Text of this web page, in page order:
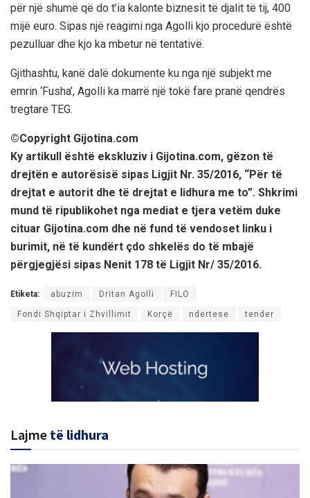
për një shumë që do t’ia kalonte biznesit të djalit të tij, 400
mijë euro. Sipas një reagimi nga Agolli kjo procedurë është
pezulluar dhe kjo ka mbetur në tentativë.
Gjithashtu, kanë dalë dokumente ku nga një subjekt me
emrin ‘Fusha’, Agolli ka marrë një tokë fare pranë qendrës
tregtare TEG.
©️Copyright Gijotina.com
Ky artikull është ekskluziv i Gijotina.com, gëzon të
drejtën e autorësisë sipas Ligjit Nr. 35/2016, “Për të
drejtat e autorit dhe të drejtat e lidhura me to”. Shkrimi
mund të ripublikohet nga mediat e tjera vetëm duke
cituar Gijotina.com dhe në fund të vendoset linku i
burimit, në të kundërt çdo shkelës do të mbajë
përgjegjësi sipas Nenit 178 të Ligjit Nr/ 35/2016.
Etiketa: abuzim Dritan Agolli FILO
Fondi Shqiptar i Zhvillimit Korçë ndertese tender
Lajme të lidhura